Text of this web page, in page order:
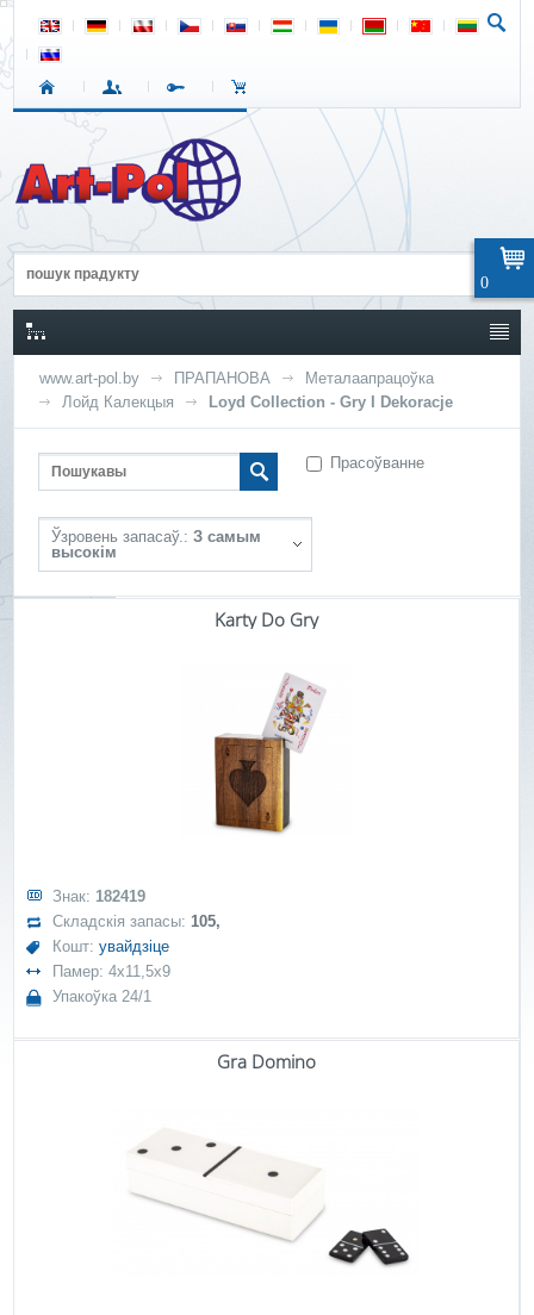
www.art-pol.by ПРАПАНОВА
Металаапрацоўка
Лойд Калекцыя
Loyd Collection - Gry I Dekoracje
Прасоўванне
Ўзровень запасаў.: З самым
высокім
Karty Do Gry
Знак: 182419
Складскія запасы:105,
Кошт:увайдзіце
Памер: 4x11,5x9
Упакоўка 24/1
Gra Domino
0